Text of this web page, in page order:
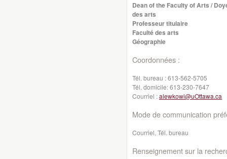
Dean of the Faculty of Arts /
des arts
Professeur titulaire
Faculté des arts
Géographie
Coordonnées :
Tél. bureau :613-562-5705
Tél. domicile:613-230-7647
Courriel :alewkowi@uOttawa.ca
Mode de communication
Courriel, Tél. bureau
Renseignement sur la